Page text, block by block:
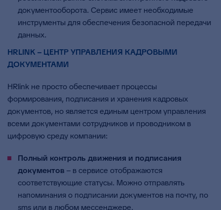
документооборота. Сервис имеет необходимые
инструменты для обеспечения безопасной передачи
данных.
HRLINK – ЦЕНТР УПРАВЛЕНИЯ КАДРОВЫМИ
ДОКУМЕНТАМИ
HRlink не просто обеспечивает процессы
формирования, подписания и хранения кадровых
документов, но является единым центром управления
всеми документами сотрудников и проводником в
цифровую среду компании:
Полный контроль движения и подписания
документов – в сервисе отображаются
соответствующие статусы. Можно отправлять
напоминания о подписании документов на почту, по
sms или в любом мессенджере.